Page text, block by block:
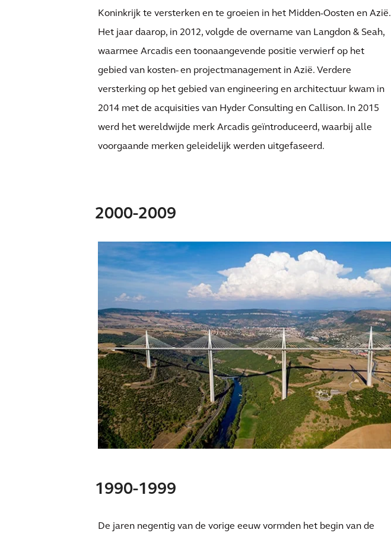
Koninkrijk te versterken en te groeien in het Midden-Oosten en Azië.
Het jaar daarop, in 2012, volgde de overname van Langdon & Seah,
waarmee Arcadis een toonaangevende positie verwierf op het
gebied van kosten- en projectmanagement in Azië. Verdere
versterking op het gebied van engineering en architectuur kwam in
2014 met de acquisities van Hyder Consulting en Callison. In 2015
werd het wereldwijde merk Arcadis geïntroduceerd, waarbij alle
voorgaande merken geleidelijk werden uitgefaseerd.
2000-2009
1990-1999
De jaren negentig van de vorige eeuw vormden het begin van de